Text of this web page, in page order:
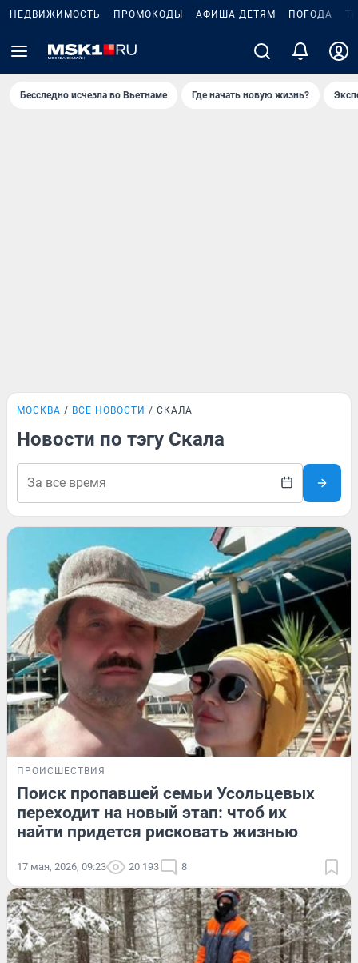
НЕДВИЖИМОСТЬ ПРОМОКОДЫ АФИША ДЕТЯМ ПОГОДА
Бесследно исчезла во Вьетнаме Где начать новую жизнь?
МОСКВА ВСЕ НОВОСТИ СКАЛА
Новости по тэгу Скала
ПРОИСШЕСТВИЯ
Поиск пропавшей семьи Усольцевых
переходит на новый этап: чтоб их
найти придется рисковать жизнью
17 мая, 2026, 09:23 20 193 8